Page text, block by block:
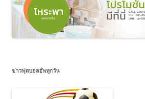
ข่าวฟุตบอลอัพทุกวัน